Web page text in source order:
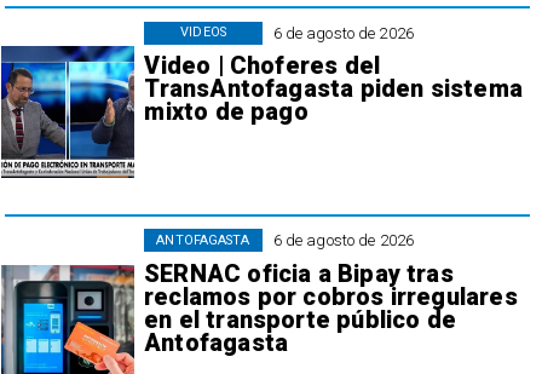
6 de agosto de 2026
Video | Choferes del
TransAntofagasta piden sistema
mixto de pago
VIDEOS
6 de agosto de 2026
SERNAC oficia a Bipay tras
reclamos por cobros irregulares
en el transporte público de
Antofagasta
ANTOFAGASTA